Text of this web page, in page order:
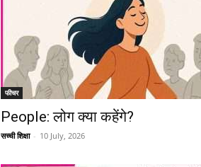
फीचर
People: लोग क्या कहेंगे?
सच्ची शिक्षा - 10 July, 2026